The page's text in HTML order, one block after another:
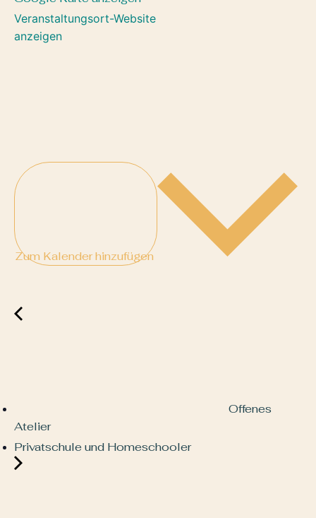
Veranstaltungsort-Website
anzeigen
Zum Kalender hinzufügen
Offenes
Atelier
Privatschule und Homeschooler